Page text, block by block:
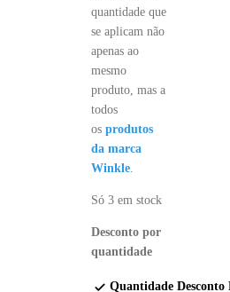
quantidade que
se aplicam não
apenas ao
mesmo
produto, mas a
todos
os produtos
da marca
Winkle.
Só 3 em stock
Desconto por
quantidade
Quantidade Desconto